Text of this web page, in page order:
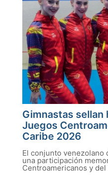
Gimnastas sellan
Juegos
Caribe 2026
El conjunto venezolano
una participación
Centroamericanos y